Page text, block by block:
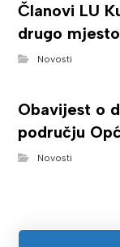
Članovi LU
drugo
Novosti
Obavijest o
području
Novosti